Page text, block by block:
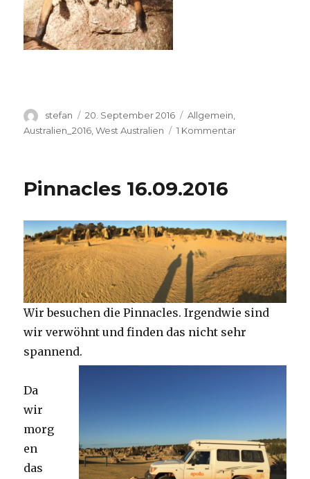
Autor
stefan
Veröffentlicht
am
20. September 2016 Kategorien
Allgemein,
Australien_2016 ,West Australien 1 Kommentarzu
Pinnacles 16.09.2016
Wir besuchen die Pinnacles. Irgendwie sind
wir verwöhnt und finden das nicht sehr
spannend.
Da
wir
morg
en
das